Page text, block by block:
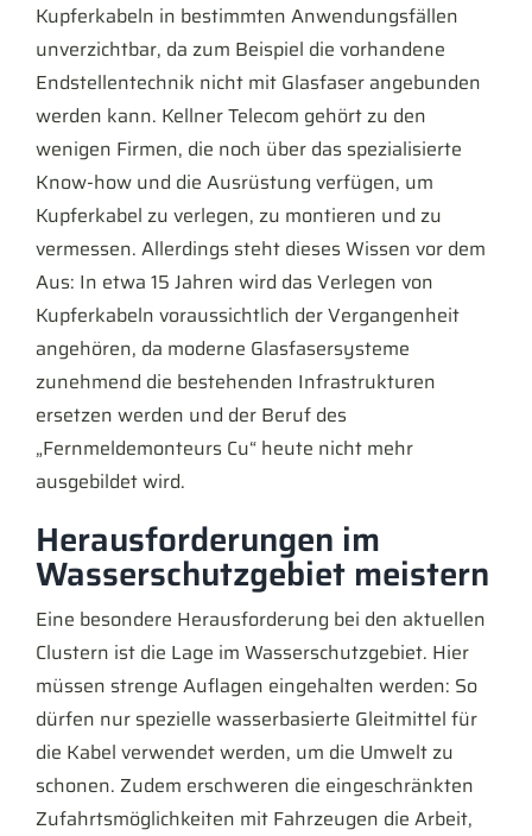
Kupferkabeln in bestimmten Anwendungsfällen
unverzichtbar, da zum Beispiel die vorhandene
Endstellentechnik nicht mit Glasfaser angebunden
werden kann. Kellner Telecom gehört zu den
wenigen Firmen, die noch über das spezialisierte
Know-how und die Ausrüstung verfügen, um
Kupferkabel zu verlegen, zu montieren und zu
vermessen. Allerdings steht dieses Wissen vor dem
Aus: In etwa 15 Jahren wird das Verlegen von
Kupferkabeln voraussichtlich der Vergangenheit
angehören, da moderne Glasfasersysteme
zunehmend die bestehenden Infrastrukturen
ersetzen werden und der Beruf des
„Fernmeldemonteurs Cu“ heute nicht mehr
ausgebildet wird.
Herausforderungen im
Wasserschutzgebiet meistern
Eine besondere Herausforderung bei den aktuellen
Clustern ist die Lage im Wasserschutzgebiet. Hier
müssen strenge Auflagen eingehalten werden: So
dürfen nur spezielle wasserbasierte Gleitmittel für
die Kabel verwendet werden, um die Umwelt zu
schonen. Zudem erschweren die eingeschränkten
Zufahrtsmöglichkeiten mit Fahrzeugen die Arbeit,